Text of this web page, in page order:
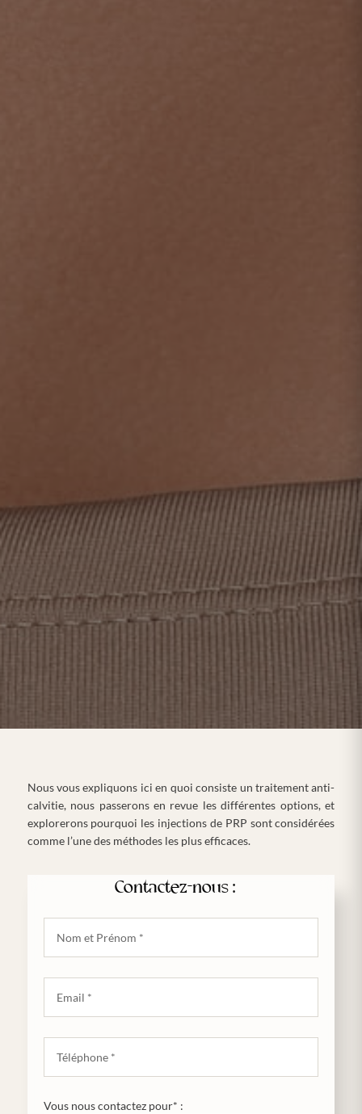
Nous vous expliquons ici en quoi consiste un traitement anti-
calvitie, nous passerons en revue les différentes options, et
explorerons pourquoi les injections de PRP sont considérées
comme l’une des méthodes les plus efficaces.
Contactez-nous :
Vous nous contactez pour* :